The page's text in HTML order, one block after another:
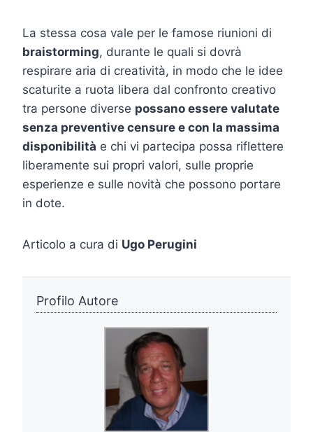
La stessa cosa vale per le famose riunioni di
braistorming, durante le quali si dovrà
respirare aria di creatività, in modo che le idee
scaturite a ruota libera dal confronto creativo
tra persone diverse possano essere valutate
senza preventive censure e con la massima
disponibilità e chi vi partecipa possa riflettere
liberamente sui propri valori, sulle proprie
esperienze e sulle novità che possono portare
in dote.
Articolo a cura di Ugo Perugini
Profilo Autore